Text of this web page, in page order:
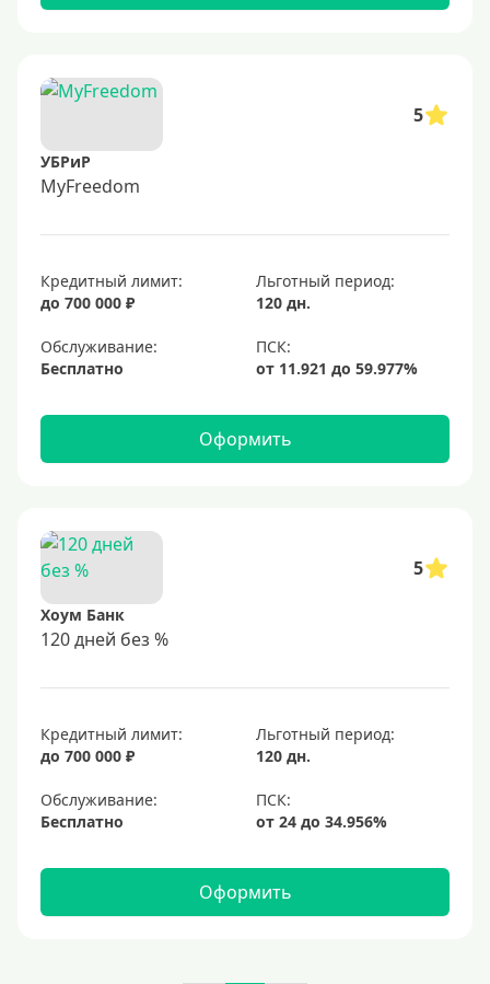
5
УБРиР
MyFreedom
Кредитный лимит:
до 700 000 ₽
Льготный период:
120 дн.
Обслуживание:
Бесплатно
Оформить
5
Хоум Банк
120 дней без %
Кредитный лимит:
до 700 000 ₽
Льготный период:
120 дн.
Обслуживание:
Бесплатно
Оформить